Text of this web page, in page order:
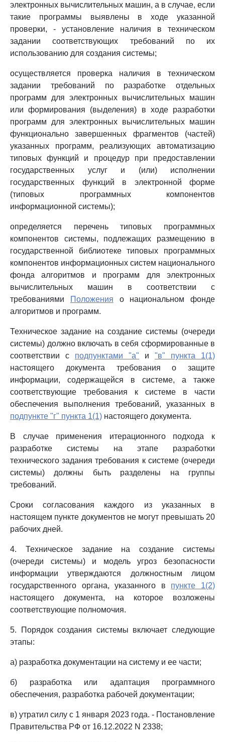
электронных вычислительных машин, а в случае, если
такие программы выявлены в ходе указанной
проверки, - установление наличия в техническом
задании соответствующих требований по их
использованию для создания системы;
осуществляется проверка наличия в техническом
задании требований по разработке отдельных
программ для электронных вычислительных машин
или формирования (выделения) в ходе разработки
программ для электронных вычислительных машин
функционально завершенных фрагментов (частей)
указанных программ, реализующих автоматизацию
типовых функций и процедур при предоставлении
государственных услуг и (или) исполнении
государственных функций в электронной форме
(типовых программных компонентов
информационной системы);
определяется перечень типовых программных
компонентов системы, подлежащих размещению в
государственной библиотеке типовых программных
компонентов информационных систем национального
фонда алгоритмов и программ для электронных
вычислительных машин в соответствии с
требованиями
Положения о национальном фонде
алгоритмов и программ.
Техническое задание на создание системы (очереди
системы) должно включать в себя сформированные в
соответствии с подпунктами "а" и "в" пункта 1(1)
настоящего документа требования о защите
информации, содержащейся в системе, а также
соответствующие требования к системе в части
обеспечения выполнения требований, указанных в
подпункте "г" пункта 1(1) настоящего документа.
В случае применения итерационного подхода к
разработке системы на этапе разработки
технического задания требования к системе (очереди
системы) должны быть разделены на группы
требований.
Сроки согласования каждого из указанных в
настоящем пункте документов не могут превышать 20
рабочих дней.
4. Техническое задание на создание системы
(очереди системы) и модель угроз безопасности
информации утверждаются должностным лицом
государственного органа, указанного в пункте 1(2)
настоящего документа, на которое возложены
соответствующие полномочия.
5. Порядок создания системы включает следующие
этапы:
а) разработка документации на систему и ее части;
б) разработка или адаптация программного
обеспечения, разработка рабочей документации;
в) утратил силу с 1 января 2023 года. - Постановление
Правительства РФ от 16.12.2022 N 2338;